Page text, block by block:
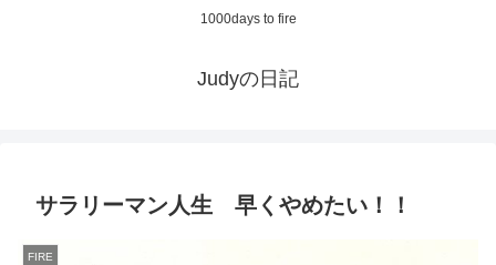
1000days to fire
Judyの日記
サラリーマン人生 早くやめたい！！
FIRE